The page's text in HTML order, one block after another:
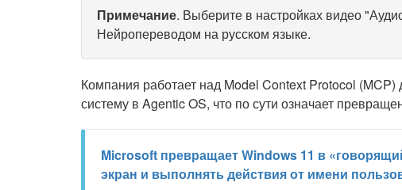
Примечание. Выберите в настройках видео
Нейропереводом на русском языке.
Компания работает над Model Context Protocol
систему в Agentic OS, что по сути означает
Microsoft превращает Windows 11 в
экран и выполнять действия от имени